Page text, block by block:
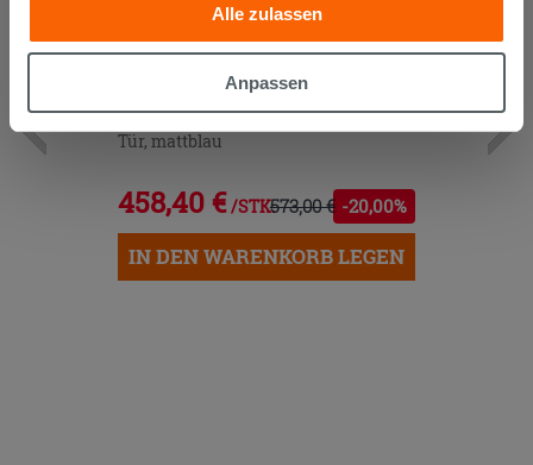
die sie aufgrund Ihrer Verwendung ihrer Dienste
gesammelt haben, kombinieren. Falls Sie mehr wissen
möchten oder Ihre Zustimmung zu allen oder einigen
Zustimmung kann durch Klicken auf die Schaltfläche
„Cookies akzeptieren“ gegeben werden. Wenn Sie auf
die Schaltfläche "X" klicken, können Sie das Surfen erst
nach der Installation der technischen Cookies fortsetzen.
Alle zulassen
Anpassen
Hängeschrank LUMI H140 cm mit 1
Tür, mattblau
458,40 € /STK.573,00 € -20,00%
IN DEN WARENKORB LEGEN